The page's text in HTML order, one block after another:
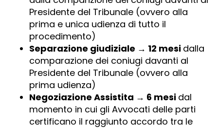
Presidente del Tribunale (ovvero alla
prima e unica udienza di tutto il
procedimento)
Separazione giudiziale → 12 mesi dalla
comparazione dei coniugi davanti al
Presidente del Tribunale (ovvero alla
prima udienza)
Negoziazione Assistita → 6 mesi dal
momento in cui gli Avvocati delle parti
certificano il raggiunto accordo tra le